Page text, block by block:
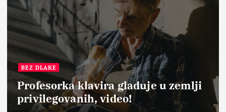
BEZ DLAKE
Profesorka klavira gladuje u zemlji
privilegovanih, video!